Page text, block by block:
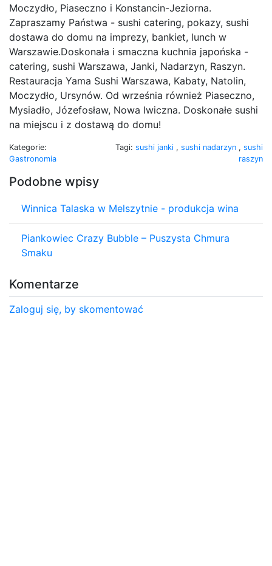
Moczydło, Piaseczno i Konstancin-Jeziorna.
Zapraszamy Państwa - sushi catering, pokazy, sushi
dostawa do domu na imprezy, bankiet, lunch w
Warszawie.Doskonała i smaczna kuchnia japońska -
catering, sushi Warszawa, Janki, Nadarzyn, Raszyn.
Restauracja Yama Sushi Warszawa, Kabaty, Natolin,
Moczydło, Ursynów. Od września również Piaseczno,
Mysiadło, Józefosław, Nowa Iwiczna. Doskonałe sushi
na miejscu i z dostawą do domu!
Kategorie:
Gastronomia
Tagi: sushi janki , sushi nadarzyn , sushi
raszyn
Podobne wpisy
Winnica Talaska w Melszytnie - produkcja wina
Piankowiec Crazy Bubble – Puszysta Chmura
Smaku
Komentarze
Zaloguj się, by skomentować